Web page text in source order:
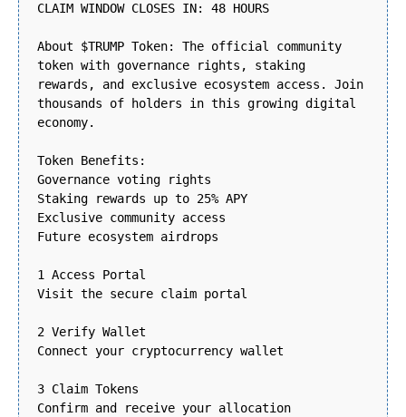
CLAIM WINDOW CLOSES IN: 48 HOURS
About $TRUMP Token: The official community
token with governance rights, staking
rewards, and exclusive ecosystem access. Join
thousands of holders in this growing digital
economy.
Token Benefits:
Governance voting rights
Staking rewards up to 25% APY
Exclusive community access
Future ecosystem airdrops
1 Access Portal
Visit the secure claim portal
2 Verify Wallet
Connect your cryptocurrency wallet
3 Claim Tokens
Confirm and receive your allocation